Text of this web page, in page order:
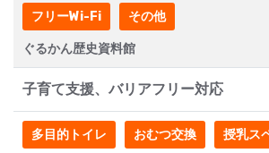
フリーWi-Fi その他
ぐるかん歴史資料館
子育て支援、バリアフリー対応
多目的トイレ おむつ交換 授乳ス